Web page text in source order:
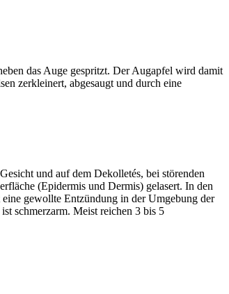
das Auge gespritzt. Der Augapfel wird damit
zerkleinert, abgesaugt und durch eine
und auf dem Dekolletés, bei störenden
(Epidermis und Dermis) gelasert. In den
gewollte Entzündung in der Umgebung der
schmerzarm. Meist reichen 3 bis 5